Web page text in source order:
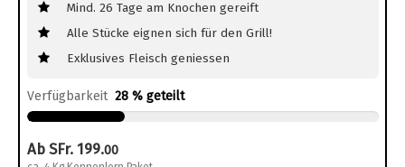
Mind. 26 Tage am Knochen gereift
Alle Stücke eignen sich für den Grill!
Exklusives Fleisch geniessen
Verfügbarkeit 28 % geteilt
Ab SFr. 199.00